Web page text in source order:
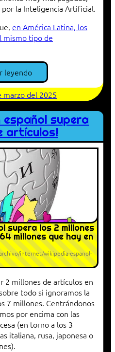
la Inteligencia Artificial.
en América Latina, los
mismo tipo de
leyendo
marzo del 2025
español supera
artículos!
supera los 2 millones
millones que hay en
internet/wikipedia-espanol-
2 millones de artículos en
todo si ignoramos la
7 millones. Centrándonos
por encima con las
(en torno a los 3
italiana, rusa, japonesa o